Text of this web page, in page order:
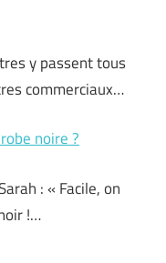
y passent tous
commerciaux…
noire ?
: « Facile, on
!…